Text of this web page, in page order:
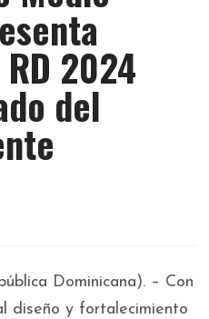
2024
del
Dominicana). – Con
diseño y fortalecimiento